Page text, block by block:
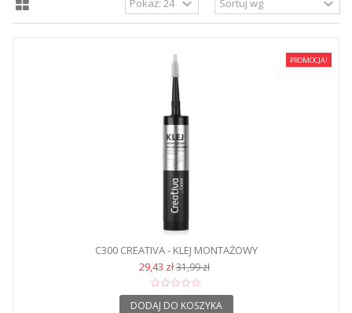
PROMOCJA!
C300 CREATIVA - KLEJ MONTAŻOWY
29,43 zł31,99 zł
DODAJ DO KOSZYKA